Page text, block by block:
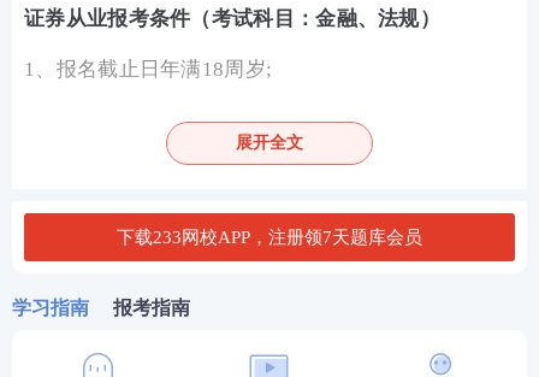
证券从业报考条件（考试科目：金融、法规）
1、报名截止日年满18周岁;
2、取得国务院教育行政部门认可的大专及以上学历；
3、或具有高中或相当于高中文化程度，且具有三十六
4、或证券公司、证券投资咨询公司等证券行业机构已
展开全文
下载233网校APP，注册领7天题库会员
学习指南 报考指南